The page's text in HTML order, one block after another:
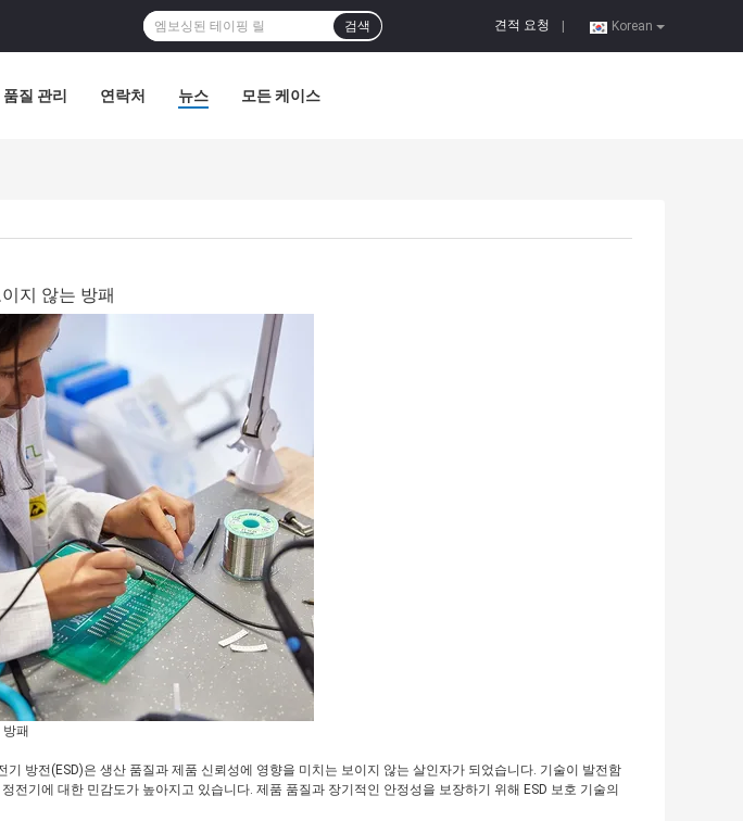
Korean
견적 요청
검색
품질 관리 연락처 뉴스 모든 케이스
지 않는 방패
패
방전(ESD)은 생산 품질과 제품 신뢰성에 영향을 미치는 보이지 않는 살인자가 되었습니다. 기술이 발전함
전기에 대한 민감도가 높아지고 있습니다. 제품 품질과 장기적인 안정성을 보장하기 위해 ESD 보호 기술의